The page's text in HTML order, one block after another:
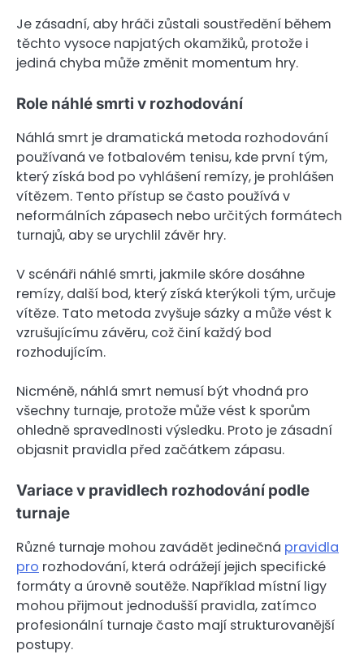
Je zásadní, aby hráči zůstali soustředění během
těchto vysoce napjatých okamžiků, protože i
jediná chyba může změnit momentum hry.
Role náhlé smrti v rozhodování
Náhlá smrt je dramatická metoda rozhodování
používaná ve fotbalovém tenisu, kde první tým,
který získá bod po vyhlášení remízy, je prohlášen
vítězem. Tento přístup se často používá v
neformálních zápasech nebo určitých formátech
turnajů, aby se urychlil závěr hry.
V scénáři náhlé smrti, jakmile skóre dosáhne
remízy, další bod, který získá kterýkoli tým, určuje
vítěze. Tato metoda zvyšuje sázky a může vést k
vzrušujícímu závěru, což činí každý bod
rozhodujícím.
Nicméně, náhlá smrt nemusí být vhodná pro
všechny turnaje, protože může vést k sporům
ohledně spravedlnosti výsledku. Proto je zásadní
objasnit pravidla před začátkem zápasu.
Variace v pravidlech rozhodování podle
turnaje
Různé turnaje mohou zavádět jedinečná pravidla
pro rozhodování, která odrážejí jejich specifické
formáty a úrovně soutěže. Například místní ligy
mohou přijmout jednodušší pravidla, zatímco
profesionální turnaje často mají strukturovanější
postupy.